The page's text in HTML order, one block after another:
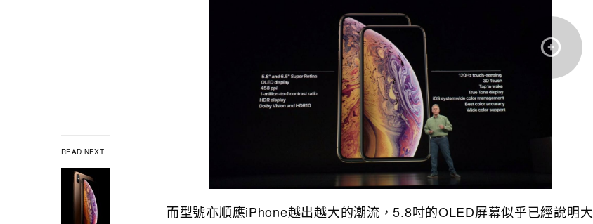
READ NEXT
而型號亦順應iPhone越出越大的潮流，5.8吋的OLED屏幕似乎已經說明大